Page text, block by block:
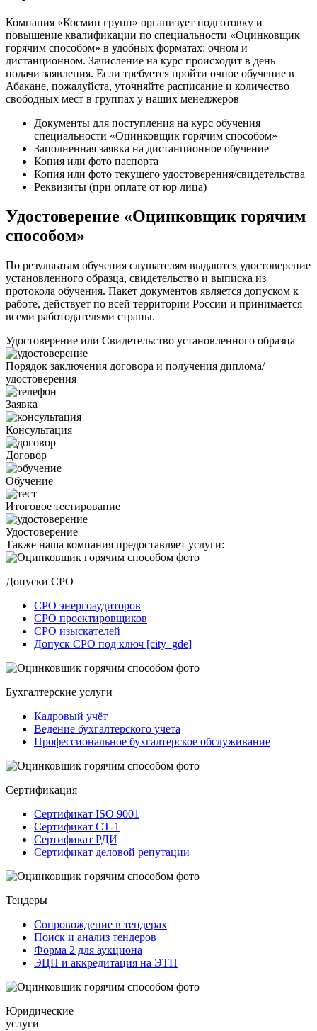
Компания «Космин групп» организует подготовку и
повышение квалификации по специальности «Оцинковщик
горячим способом» в удобных форматах: очном и
дистанционном. Зачисление на курс происходит в день
подачи заявления. Если требуется пройти очное обучение в
Абакане, пожалуйста, уточняйте расписание и количество
свободных мест в группах у наших менеджеров
Документы для поступления на курс обучения
специальности «Оцинковщик горячим способом»
Заполненная заявка на дистанционное обучение
Копия или фото паспорта
Копия или фото текущего удостоверения/свидетельства
Реквизиты (при оплате от юр лица)
Удостоверение «Оцинковщик горячим
способом»
По результатам обучения слушателям выдаются удостоверение
установленного образца, свидетельство и выписка из
протокола обучения. Пакет документов является допуском к
работе, действует по всей территории России и принимается
всеми работодателями страны.
Удостоверение или Свидетельство установленного образца
Порядок заключения договора и получения диплома/
удостоверения
Заявка
Консультация
Договор
Обучение
Итоговое тестирование
Удостоверение
Также наша компания предоставляет услуги:
Допуски СРО
СРО энергоаудиторов
СРО проектировщиков
СРО изыскателей
Допуск СРО под ключ [city_gde]
Бухгалтерские услуги
Кадровый учёт
Ведение бухгалтерского учета
Профессиональное бухгалтерское обслуживание
Сертификация
Сертификат ISO 9001
Сертификат СТ-1
Сертификат РДИ
Сертификат деловой репутации
Тендеры
Сопровождение в тендерах
Поиск и анализ тендеров
Форма 2 для аукциона
ЭЦП и аккредитация на ЭТП
Юридические
услуги